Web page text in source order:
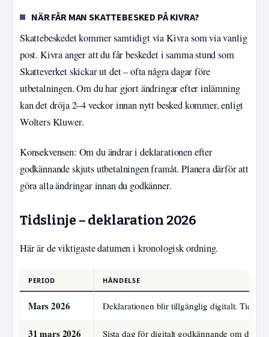
NÄR FÅR MAN SKATTEBESKED PÅ KIVRA?
Skattebeskedet kommer samtidigt via Kivra som via vanlig
post. Kivra anger att du får beskedet i samma stund som
Skatteverket skickar ut det – ofta några dagar före
utbetalningen. Om du har gjort ändringar efter inlämning
kan det dröja 2–4 veckor innan nytt besked kommer, enligt
Wolters Kluwer.
Konsekvensen: Om du ändrar i deklarationen efter
godkännande skjuts utbetalningen framåt. Planera därför att
göra alla ändringar innan du godkänner.
Tidslinje – deklaration 2026
Här är de viktigaste datumen i kronologisk ordning.
PERIOD HÄNDELSE
Mars 2026 Deklarationen blir tillgänglig digitalt.
31 mars 2026 Sista dag för digitalt godkännande om du